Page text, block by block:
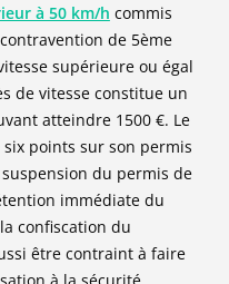
paiement dans les 15
(après 45 jours sans
de conduire :
3 ans)
à 50 km/h commis
de 5ème
supérieure ou égal
de vitesse constitue un
atteindre 1500 €. Le
points sur son permis
du permis de
immédiate du
confiscation du
être contraint à faire
à la sécurité